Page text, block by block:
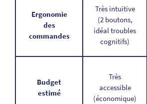
Ergonomie
des
commandes
Très intuitive
(2 boutons,
idéal troubles
cognitifs)
Budget
estimé
Très
accessible
(économique)